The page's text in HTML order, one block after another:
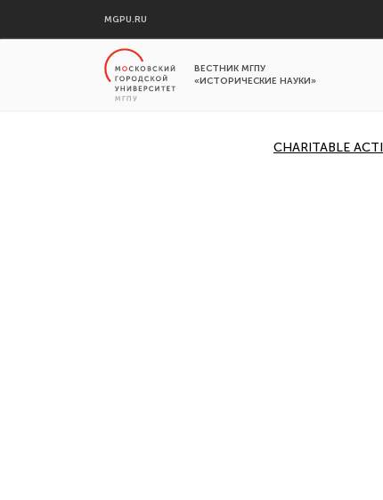
MGPU.RU
ВЕСТНИК МГПУ
«ИСТОРИЧЕСКИЕ НАУКИ»
CHARITABLE